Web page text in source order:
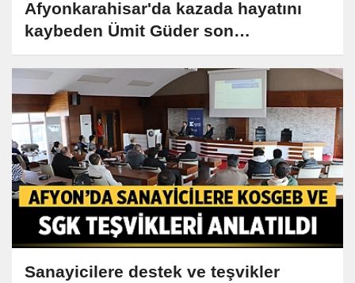
Afyonkarahisar'da kazada hayatını
kaybeden Ümit Güder son
yolculuğuna uğurlanacak
Sanayicilere destek ve teşvikler